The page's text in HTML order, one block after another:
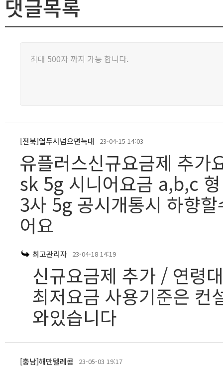
댓글목록
[전북]열두시넘으면늑대 23-04-15 14:03
유플러스신규요금제 추가
sk 5g 시니어요금 a,b,c
3사 5g 공시개통시 하향
어요
최고관리자 23-04-18 14:19
신규요금제 추가 / 연령
최저요금 사용기준은 컨
와있습니다
[충남]해만텔레콤 23-05-03 19:17